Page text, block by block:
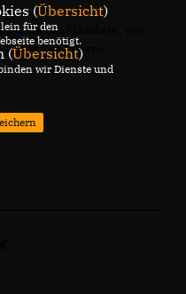
hat 15 Mandate, von
Marco
(Übersicht)
für den
benötigt.
(Übersicht)
wir Dienste und